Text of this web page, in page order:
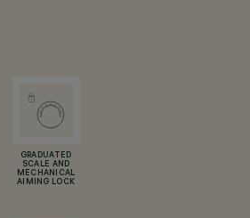
GRADUATED
SCALE AND
MECHANICAL
AIMING LOCK